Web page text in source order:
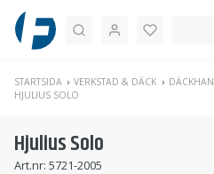
Sök
STARTSIDA VERKSTAD & DÄCK
HJULIUS SOLO
Hjulius Solo
Art.nr: 5721-2005